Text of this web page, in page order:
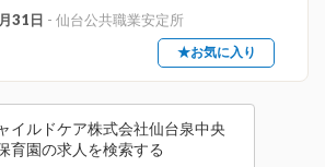
31日 - 仙台公共職業安定所
★お気に入り
イルドケア株式会社仙台泉中央
育園の求人を検索する